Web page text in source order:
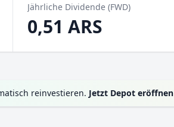
Jährliche Dividende (FWD)
0,51 ARS
reinvestieren. Jetzt Depot eröffnen